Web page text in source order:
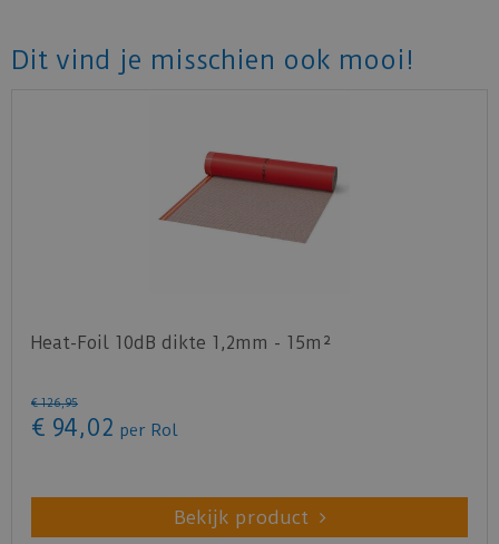
Dit vind je misschien ook mooi!
Heat-Foil 10dB dikte 1,2mm - 15m²
€ 126,95
€ 94,02 per Rol
Bekijk product